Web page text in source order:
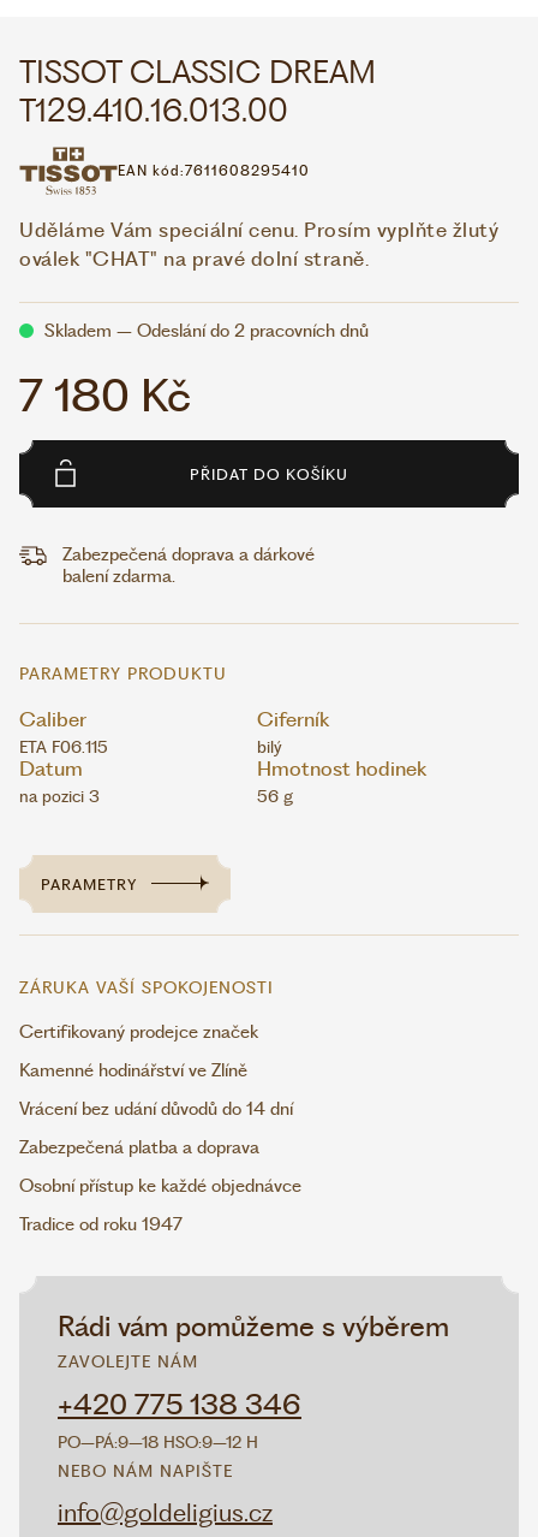
Rádi vám pomůžeme s výběrem
ZAVOLEJTE NÁM
+420 775 138 346
PO–PÁ:9–18 HSO:9–12 H
NEBO NÁM NAPIŠTE
info@goldeligius.cz
TISSOT CLASSIC DREAM
T129.410.16.013.00
EAN kód:7611608295410
Uděláme Vám speciální cenu. Prosím vyplňte žlutý
oválek "CHAT" na pravé dolní straně.
Skladem – Odeslání do 2 pracovních dnů
7 180 Kč
PŘIDAT DO KOŠÍKU
Zabezpečená doprava a dárkové
balení zdarma.
PARAMETRY PRODUKTU
Caliber
ETA F06.115
Ciferník
bilý
Datum
na pozici 3
Hmotnost hodinek
56 g
PARAMETRY
ZÁRUKA VAŠÍ SPOKOJENOSTI
Certifikovaný prodejce značek
Kamenné hodinářství ve Zlíně
Vrácení bez udání důvodů do 14 dní
Zabezpečená platba a doprava
Osobní přístup ke každé objednávce
Tradice od roku 1947